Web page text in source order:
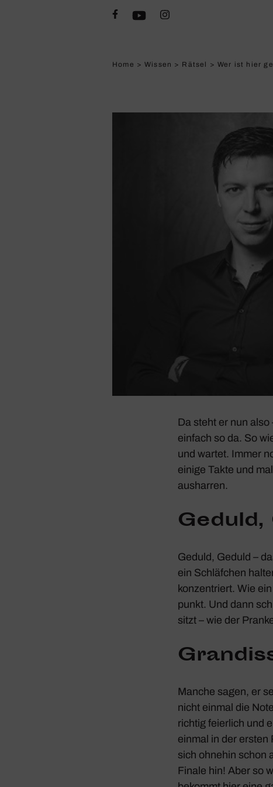
Home > Wissen > Rätsel > Wer ist hier
Da steht er nun
einfach so da. So
und wartet. Immer
einige Takte und
ausharren.
Geduld,
Geduld, Geduld –
ein Schläf­chen
konzen­triert. Wie
punkt. Und dann
sitzt – wie der
Manche sagen, er
nicht einmal die
richtig feier­lich und
einmal in der ersten
sich ohnehin schon
Finale hin! Aber so